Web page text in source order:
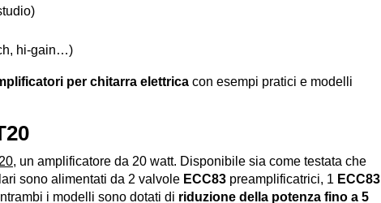
hi-gain…)
per chitarra elettrica con esempi pratici e modelli
, un amplificatore da 20 watt. Disponibile sia come testata che
sono alimentati da 2 valvole ECC83 preamplificatrici, 1 ECC83
i modelli sono dotati di riduzione della potenza fino a 5